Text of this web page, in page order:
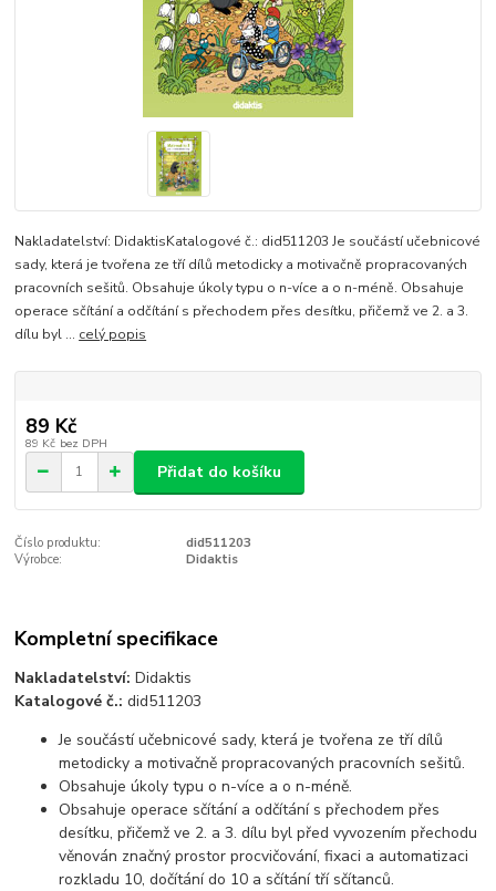
Nakladatelství: DidaktisKatalogové č.: did511203 Je součástí učebnicové
sady, která je tvořena ze tří dílů metodicky a motivačně propracovaných
pracovních sešitů. Obsahuje úkoly typu o n-více a o n-méně. Obsahuje
operace sčítání a odčítání s přechodem přes desítku, přičemž ve 2. a 3.
dílu byl ... celý popis
89 Kč
89 Kč bez DPH
Přidat do košíku
Číslo produktu:
did511203
Výrobce:
Didaktis
Kompletní specifikace
Nakladatelství:Didaktis
Katalogové č.: did511203
Je součástí učebnicové sady, která je tvořena ze tří dílů
metodicky a motivačně propracovaných pracovních sešitů.
Obsahuje úkoly typu o n-více a o n-méně.
Obsahuje operace sčítání a odčítání s přechodem přes
desítku, přičemž ve 2. a 3. dílu byl před vyvozením přechodu
věnován značný prostor procvičování, fixaci a automatizaci
rozkladu 10, dočítání do 10 a sčítání tří sčítanců.